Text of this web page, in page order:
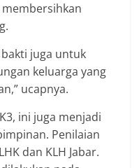
juga untuk
keluarga yang
ucapnya.
ini juga menjadi
Penilaian
dan KLH Jabar.